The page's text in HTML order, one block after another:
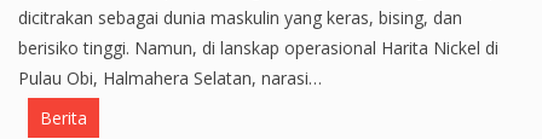
dicitrakan sebagai dunia maskulin yang keras, bising, dan
berisiko tinggi. Namun, di lanskap operasional Harita Nickel di
Pulau Obi, Halmahera Selatan, narasi…
Berita